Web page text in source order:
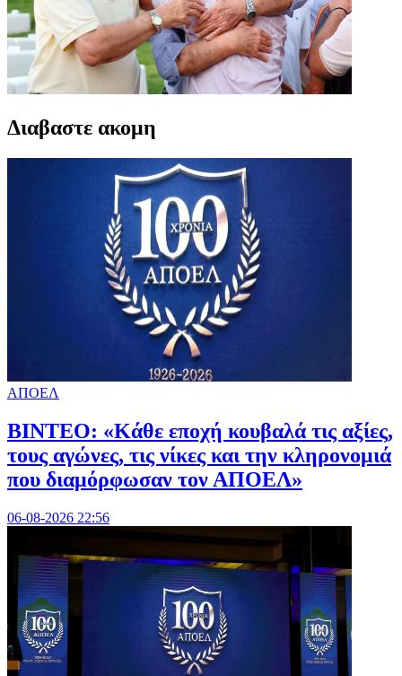
Διαβαστε ακομη
ΑΠΟΕΛ
ΒΙΝΤΕΟ: «Κάθε εποχή κουβαλά τις αξίες,
τους αγώνες, τις νίκες και την κληρονομιά
που διαμόρφωσαν τον ΑΠΟΕΛ»
06-08-2026 22:56